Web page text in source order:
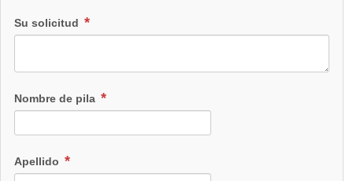
Su solicitud
Nombre de pila
Apellido